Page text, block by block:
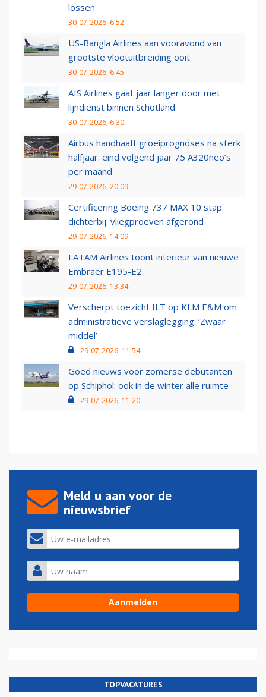
lossen
30-07-2026, 6:52
US-Bangla Airlines aan vooravond van
grootste vlootuitbreiding ooit
30-07-2026, 6:45
AIS Airlines gaat jaar langer door met
lijndienst binnen Schotland
30-07-2026, 6:30
Airbus handhaaft groeiprognoses na sterk
halfjaar: eind volgend jaar 75 A320neo’s
per maand
29-07-2026, 20:09
Certificering Boeing 737 MAX 10 stap
dichterbij: vliegproeven afgerond
29-07-2026, 14:09
LATAM Airlines toont interieur van nieuwe
Embraer E195-E2
29-07-2026, 13:34
Verscherpt toezicht ILT op KLM E&M om
administratieve verslaglegging: ‘Zwaar
middel’
29-07-2026, 11:54
Goed nieuws voor zomerse debutanten
op Schiphol: ook in de winter alle ruimte
29-07-2026, 11:20
Meld u aan voor de
nieuwsbrief
TOPVACATURES